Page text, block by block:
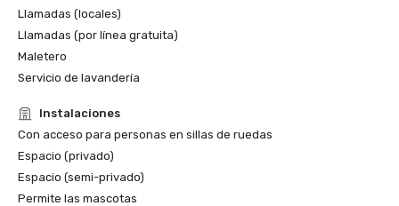
Llamadas (locales)
Llamadas (por línea gratuita)
Maletero
Servicio de lavandería
Instalaciones
Con acceso para personas en sillas de ruedas
Espacio (privado)
Espacio (semi-privado)
Permite las mascotas